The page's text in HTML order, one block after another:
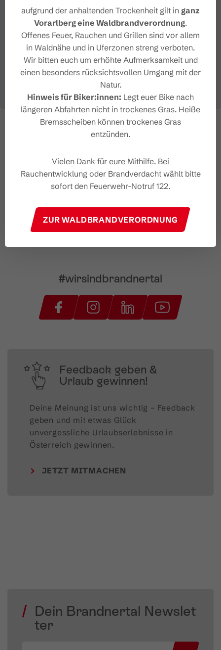
#wirsindbrandnertal
Feedback geben &
Urlaub gewinnen!
Deine Meinung ist uns wichtig – Feedback
geben und mit etwas Glück
unvergessliche Urlaubserlebnisse in
Österreich gewinnen.
JETZT MITMACHEN
Dein Brandnertal Newslet
ter
aufgrund der anhaltenden Trockenheit gilt in ganz
Vorarlberg eine Waldbrandverordnung.
Offenes Feuer, Rauchen und Grillen sind vor allem
in Waldnähe und in Uferzonen streng verboten.
Wir bitten euch um erhöhte Aufmerksamkeit und
einen besonders rücksichtsvollen Umgang mit der
Natur.
Hinweis für Biker:innen: Legt euer Bike nach
längeren Abfahrten nicht in trockenes Gras. Heiße
Bremsscheiben können trockenes Gras
entzünden.
Vielen Dank für eure Mithilfe. Bei
Rauchentwicklung oder Brandverdacht wählt bitte
sofort den Feuerwehr-Notruf 122.
ZUR WALDBRANDVERORDNUNG